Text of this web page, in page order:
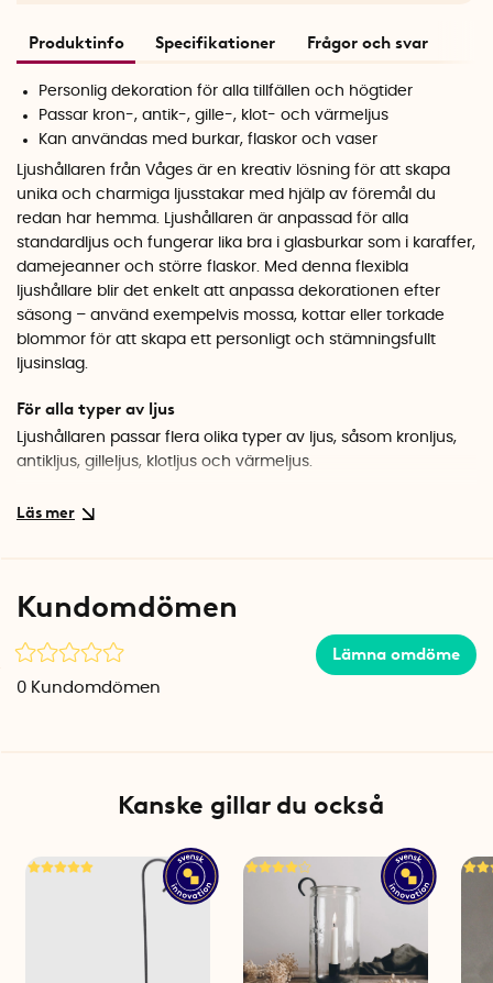
Produktinfo Specifikationer Frågor och svar
Personlig dekoration för alla tillfällen och högtider
Passar kron-, antik-, gille-, klot- och värmeljus
Kan användas med burkar, flaskor och vaser
Ljushållaren från Våges är en kreativ lösning för att skapa
unika och charmiga ljusstakar med hjälp av föremål du
redan har hemma. Ljushållaren är anpassad för alla
standardljus och fungerar lika bra i glasburkar som i karaffer,
damejeanner och större flaskor. Med denna flexibla
ljushållare blir det enkelt att anpassa dekorationen efter
säsong – använd exempelvis mossa, kottar eller torkade
blommor för att skapa ett personligt och stämningsfullt
ljusinslag.
För alla typer av ljus
Ljushållaren passar flera olika typer av ljus, såsom kronljus,
antikljus, gilleljus, klotljus och värmeljus.
Skapa en personlig ljusstake
unik bordsdekoration som speglar din stil eller den
En klassiker från Våges
Längd: 9 cm
Diameter, nedtill: 2,6 cm
Diameter: upptill: 9 cm
Antal per förpackning: 1
Kundomdömen
Lämna omdöme
0 Kundomdömen
Kanske gillar du också